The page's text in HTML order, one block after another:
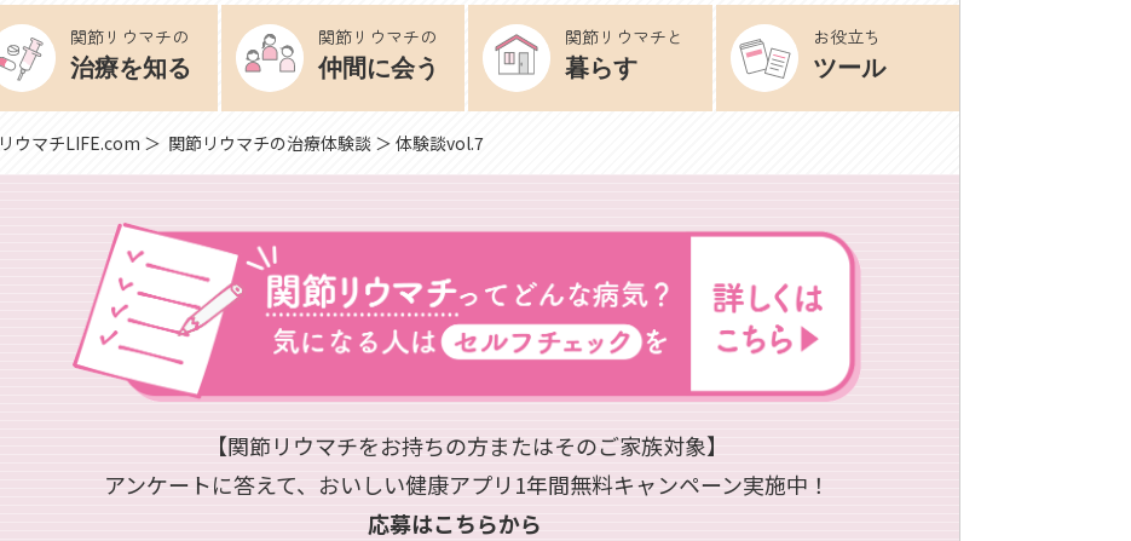
関節リウマチの
治療を知る
関節リウマチの
仲間に会う
関節リウマチと
暮らす
お役立ち
ツール
リウマチLIFE.com ＞ 関節リウマチの治療体験談 ＞ 体験談vol.7
【関節リウマチをお持ちの方またはそのご家族対象】
アンケートに答えて、おいしい健康アプリ1年間無料キャンペーン実施中！
応募はこちらから